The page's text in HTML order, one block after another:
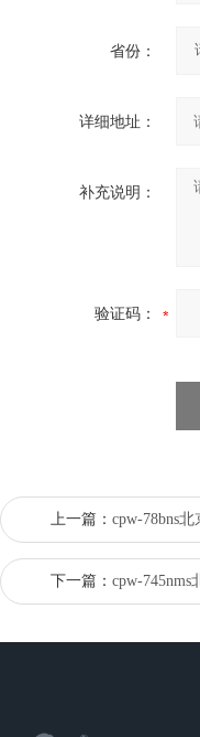
省份：
详细地址：
补充说明：
验证码：
上一篇： cpw-78bns
下一篇： cpw-